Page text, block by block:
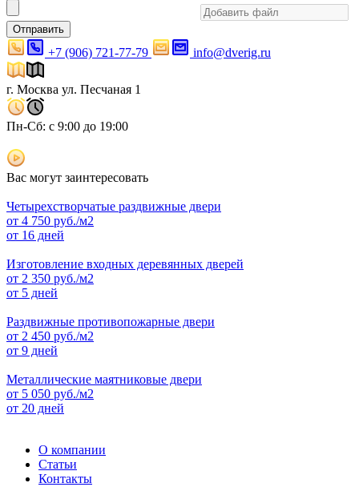
Отправить
+7 (906) 721-77-79 info@dverig.ru
г. Москва ул. Песчаная 1
Пн-Сб: с 9:00 до 19:00
Вас могут заинтересовать
Четырехстворчатые раздвижные двери
от 4 750 руб./м2
от 16 дней
Изготовление входных деревянных дверей
от 2 350 руб./м2
от 5 дней
Раздвижные противопожарные двери
от 2 450 руб./м2
от 9 дней
Металлические маятниковые двери
от 5 050 руб./м2
от 20 дней
О компании
Статьи
Контакты